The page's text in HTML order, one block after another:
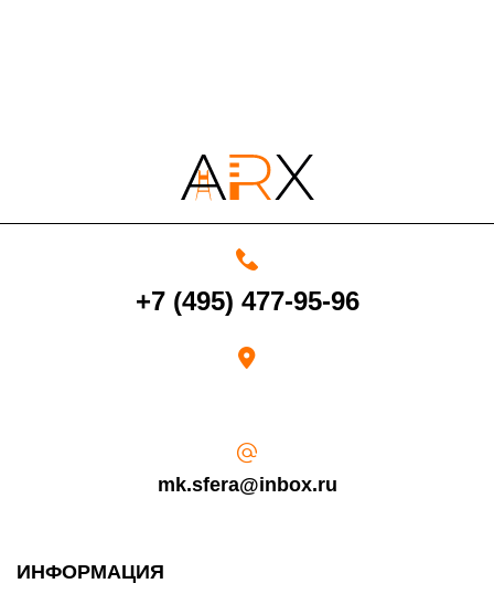
4000 руб. в рабочее время
момента получения товара.
счет в течение 5-30 рабочих дней (срок зависит от банка, который
+7 (495) 477-95-96
mk.sfera@inbox.ru
ИНФОРМАЦИЯ